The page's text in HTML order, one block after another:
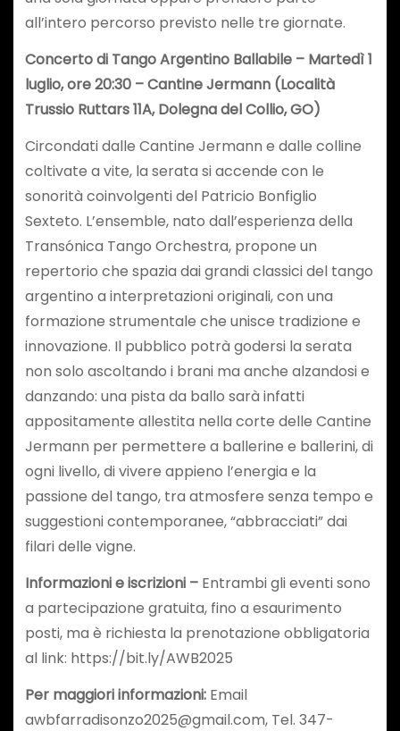
all’intero percorso previsto nelle tre giornate.
Concerto di Tango Argentino Ballabile – Martedì 1
luglio, ore 20:30 – Cantine Jermann (Località
Trussio Ruttars 11A, Dolegna del Collio, GO)
Circondati dalle Cantine Jermann e dalle colline
coltivate a vite, la serata si accende con le
sonorità coinvolgenti del Patricio Bonfiglio
Sexteto. L’ensemble, nato dall’esperienza della
Transónica Tango Orchestra, propone un
repertorio che spazia dai grandi classici del tango
argentino a interpretazioni originali, con una
formazione strumentale che unisce tradizione e
innovazione. Il pubblico potrà godersi la serata
non solo ascoltando i brani ma anche alzandosi e
danzando: una pista da ballo sarà infatti
appositamente allestita nella corte delle Cantine
Jermann per permettere a ballerine e ballerini, di
ogni livello, di vivere appieno l’energia e la
passione del tango, tra atmosfere senza tempo e
suggestioni contemporanee, “abbracciati” dai
filari delle vigne.
Informazioni e iscrizioni – Entrambi gli eventi sono
a partecipazione gratuita, fino a esaurimento
posti, ma è richiesta la prenotazione obbligatoria
al link: https://bit.ly/AWB2025
Per maggiori informazioni:Email
awbfarradisonzo2025@gmail.com, Tel. 347-